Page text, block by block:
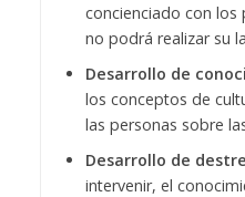
concienciado con los
no podrá realizar su
Desarrollo de
los conceptos de
las personas sobre
Desarrollo de
intervenir, el